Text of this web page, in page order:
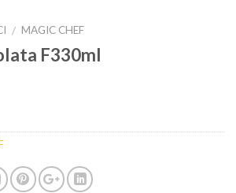
/ MAGIC CHEF
F330ml